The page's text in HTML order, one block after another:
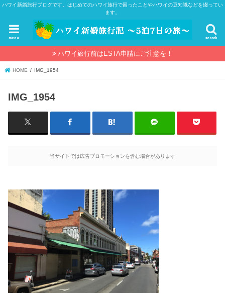
ハワイ新婚旅行ブログです。はじめてのハワイ旅行で困ったことやハワイの豆知識などを綴ってい
ます。
search
menu
ハワイ旅行前はESTA申請にご注意を！
HOME IMG_1954
IMG_1954
当サイトでは広告プロモーションを含む場合があります